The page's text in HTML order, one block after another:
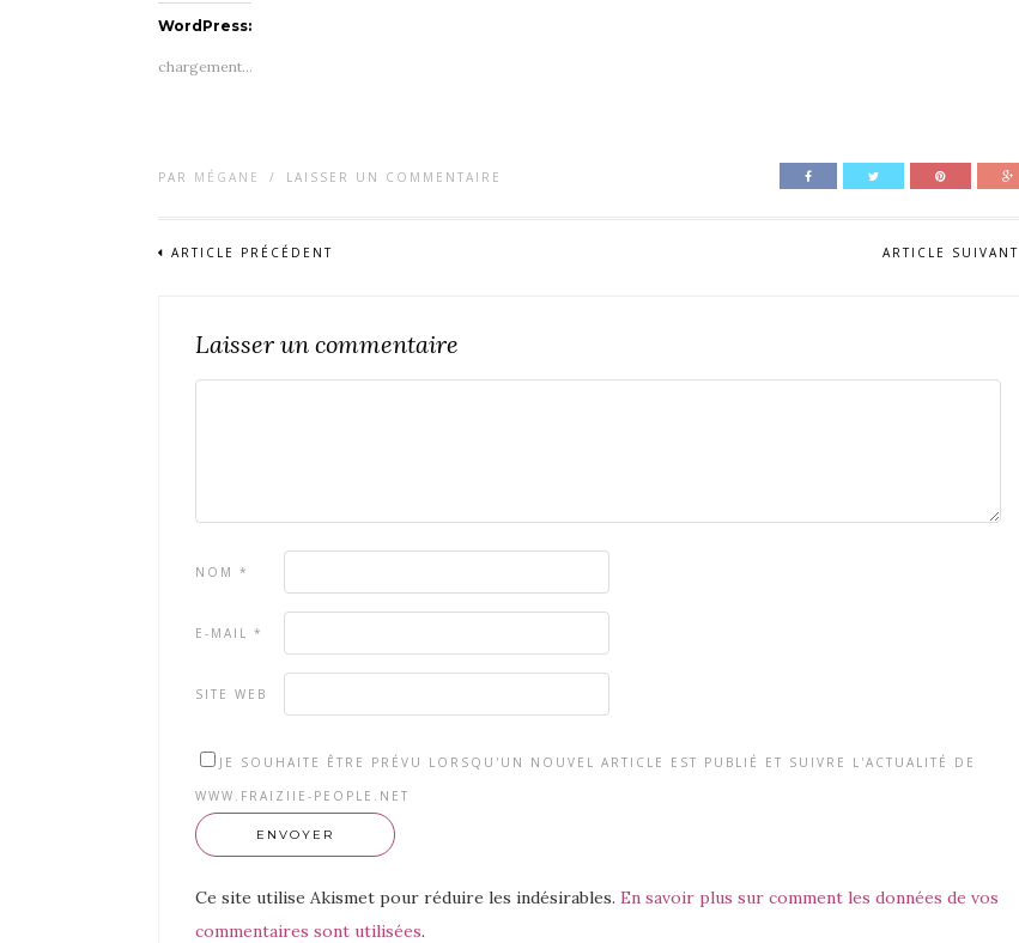
WordPress:
chargement…
PAR MÉGANE / LAISSER UN COMMENTAIRE
ARTICLE PRÉCÉDENT ARTICLE SUIVANT
Laisser un commentaire
NOM *
E-MAIL *
SITE WEB
JE SOUHAITE ÊTRE PRÉVU LORSQU'UN NOUVEL ARTICLE EST PUBLIÉ ET SUIVRE L'ACTUALITÉ DE
WWW.FRAIZIIE-PEOPLE.NET
Ce site utilise Akismet pour réduire les indésirables. En savoir plus sur comment les données de vos
commentaires sont utilisées.